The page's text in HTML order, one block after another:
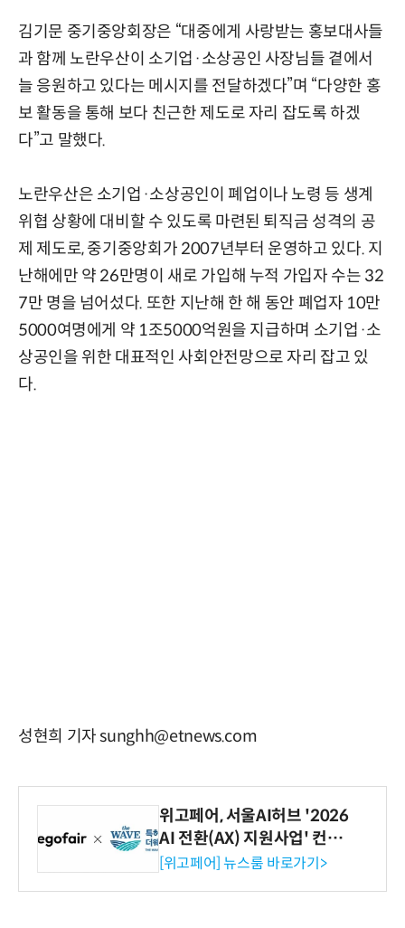
김기문 중기중앙회장은 “대중에게 사랑받는 홍보대사들
과 함께 노란우산이 소기업·소상공인 사장님들 곁에서
늘 응원하고 있다는 메시지를 전달하겠다”며 “다양한 홍
보 활동을 통해 보다 친근한 제도로 자리 잡도록 하겠
다”고 말했다.
노란우산은 소기업·소상공인이 폐업이나 노령 등 생계
위협 상황에 대비할 수 있도록 마련된 퇴직금 성격의 공
제 제도로, 중기중앙회가 2007년부터 운영하고 있다. 지
난해에만 약 26만명이 새로 가입해 누적 가입자 수는 32
7만 명을 넘어섰다. 또한 지난해 한 해 동안 폐업자 10만
5000여명에게 약 1조5000억원을 지급하며 소기업·소
상공인을 위한 대표적인 사회안전망으로 자리 잡고 있
다.
성현희 기자 sunghh@etnews.com
위고페어, 서울AI허브 '2026
AI 전환(AX) 지원사업' 컨소
시엄 선정
[위고페어] 뉴스룸 바로가기>